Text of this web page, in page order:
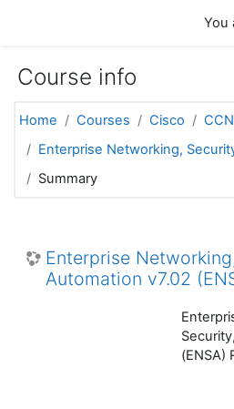
You
Course info
Home Courses Cisco
Enterprise Networking,
Summary
Enterprise
Automation v7.02
(ENSA)